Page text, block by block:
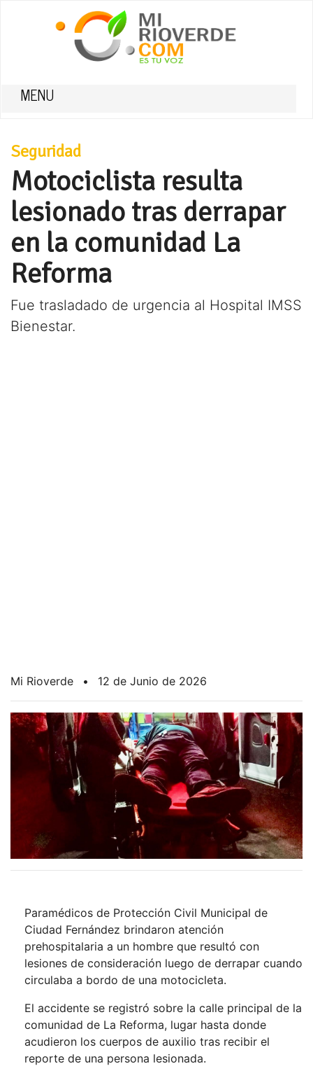
MENU
Seguridad
Motociclista resulta
lesionado tras derrapar
en la comunidad La
Reforma
Fue trasladado de urgencia al Hospital IMSS
Bienestar.
Mi Rioverde • 12 de Junio de 2026
Paramédicos de Protección Civil Municipal de
Ciudad Fernández brindaron atención
prehospitalaria a un hombre que resultó con
lesiones de consideración luego de derrapar cuando
circulaba a bordo de una motocicleta.
El accidente se registró sobre la calle principal de la
comunidad de La Reforma, lugar hasta donde
acudieron los cuerpos de auxilio tras recibir el
reporte de una persona lesionada.